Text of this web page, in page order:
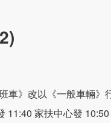
車》改以《一般車輛》
11:40 家扶中心發 10:50